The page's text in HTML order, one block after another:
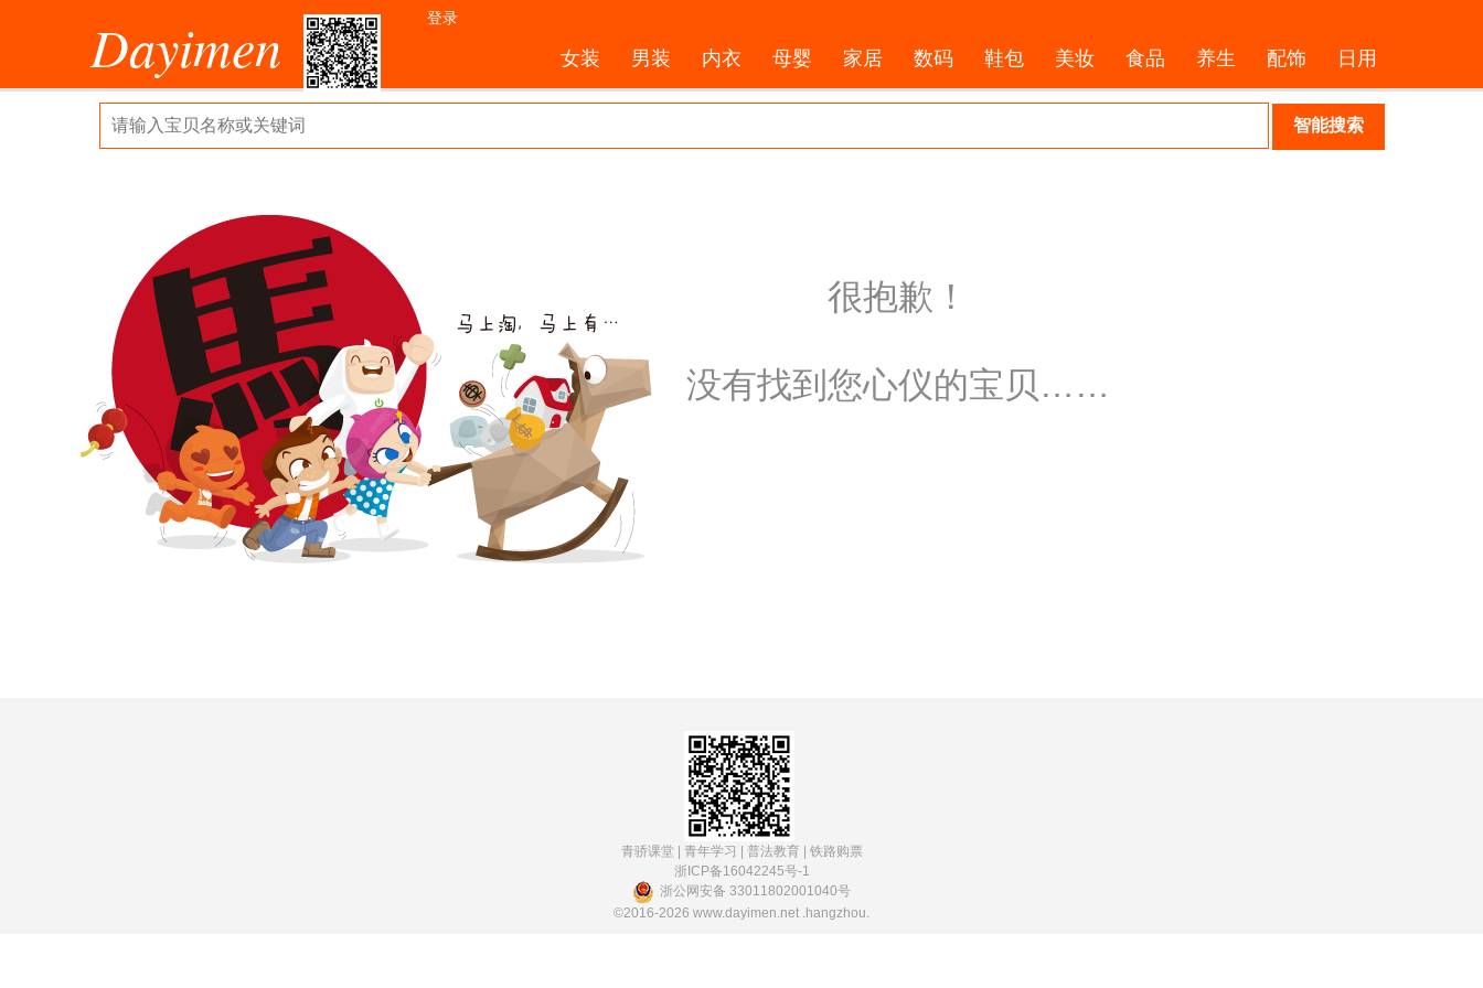
Dayimen 登录
女装 男装 内衣 母婴 家居 数码 鞋包 美妆 食品 养生 配饰 日用
很抱歉！
没有找到您心仪的宝贝……
青骄课堂| 青年学习 普法教育| 铁路购票
浙ICP备16042245号-1
浙公网安备 33011802001040号
©2016-2026 www.dayimen.net .hangzhou.